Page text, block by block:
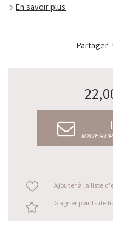
En savoir plus
Partager
Ajouter à la liste
Gagner points de